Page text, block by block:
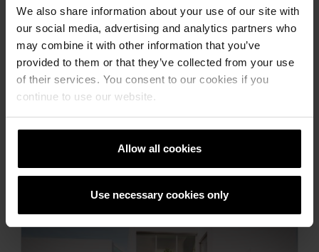
We also share information about your use of our site with
our social media, advertising and analytics partners who
may combine it with other information that you’ve
provided to them or that they’ve collected from your use
of their services. You consent to our cookies if you
continue to use our website.
Allow all cookies
Use necessary cookies only
Descoperă alte proiecte
rezidențiale